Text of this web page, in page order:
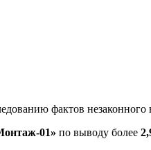
фактов
01» по выводу более